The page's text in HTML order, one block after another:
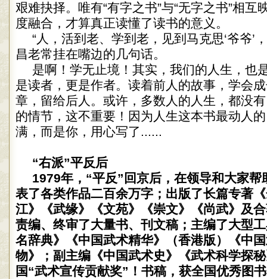
艰难抉择。唯有“有字之书”与“无字之书”相互
度融合，才算真正读懂了读书的意义。
“人，活到老、学到老，见到马克思‘爷爷’
昌老常挂在嘴边的几句话。
是啊！学无止境！其实，我们的人生，也
是读者，更是作者。读着前人的故事，学会
章，留给后人。或许，多数人的人生，都没
的情节，这不重要！因为人生这本书最动人
满，而是你，用心写了......
“右派”平反后
1979年，“平反”回京后，在领导和大家帮
表了各类作品二百余万字；出版了长篇专著
江》《武缘》《文苑》《崇文》《尚武》及
责编、终审了大量书、刊文稿；主编了大型
名辞典》《中国武术精华》（香港版）《中
物》；副主编《中国武术史》《武术科学探
国“武术宣传贡献奖”！书稿，获全国优秀图